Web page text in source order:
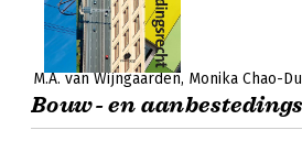
M.A. van Wijngaarden Monika Chao-
Bouw- en